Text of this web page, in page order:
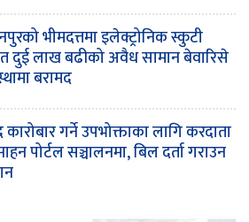
भीमदत्तमा इलेक्ट्रोनिक स्कुटी
दुई लाख बढीको अवैध सामान बेवारिसे
बरामद
गर्ने उपभोक्ताका लागि करदाता
पोर्टल सञ्चालनमा, बिल दर्ता गराउन